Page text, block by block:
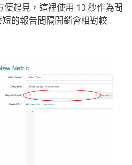
便起見，這裡使用 10 秒作為間
的報告間隔開銷會相對較